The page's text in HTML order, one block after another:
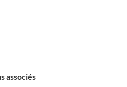
associés